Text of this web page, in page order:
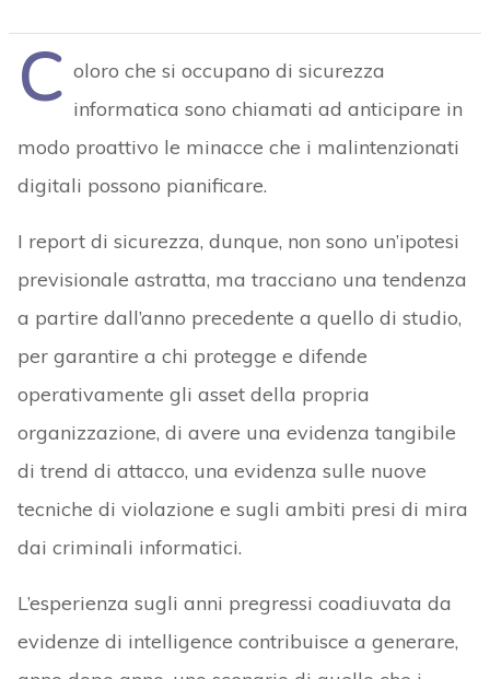
C oloro che si occupano di sicurezza
informatica sono chiamati ad anticipare in
modo proattivo le minacce che i malintenzionati
digitali possono pianificare.
I report di sicurezza, dunque, non sono un’ipotesi
previsionale astratta, ma tracciano una tendenza
a partire dall’anno precedente a quello di studio,
per garantire a chi protegge e difende
operativamente gli asset della propria
organizzazione, di avere una evidenza tangibile
di trend di attacco, una evidenza sulle nuove
tecniche di violazione e sugli ambiti presi di mira
dai criminali informatici.
L’esperienza sugli anni pregressi coadiuvata da
evidenze di intelligence contribuisce a generare,